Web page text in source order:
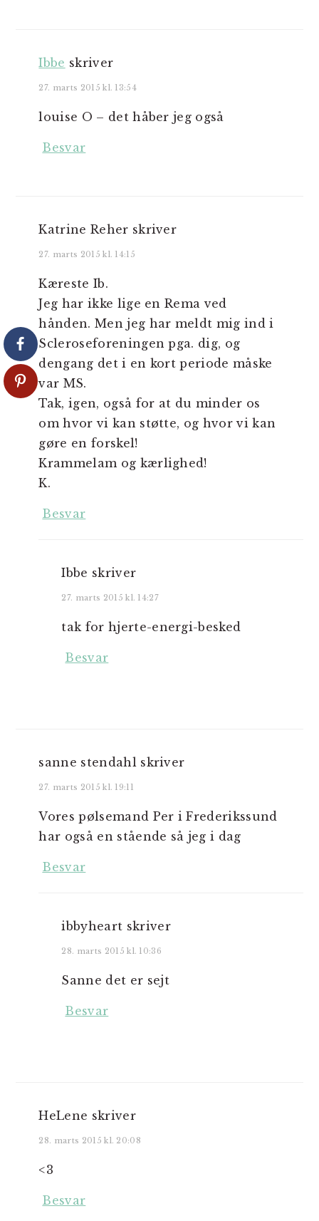
Ibbe skriver
27. marts 2015 kl. 13:54
louise O – det håber jeg også
Besvar
Katrine Reher skriver
27. marts 2015 kl. 14:15
Kæreste Ib.
Jeg har ikke lige en Rema ved
hånden. Men jeg har meldt mig ind i
Scleroseforeningen pga. dig, og
dengang det i en kort periode måske
var MS.
Tak, igen, også for at du minder os
om hvor vi kan støtte, og hvor vi kan
gøre en forskel!
Krammelam og kærlighed!
K.
Besvar
Ibbe skriver
27. marts 2015 kl. 14:27
tak for hjerte-energi-besked
Besvar
sanne stendahl skriver
27. marts 2015 kl. 19:11
Vores pølsemand Per i Frederikssund
har også en stående så jeg i dag
Besvar
ibbyheart skriver
28. marts 2015 kl. 10:36
Sanne det er sejt
Besvar
HeLene skriver
28. marts 2015 kl. 20:08
<3
Besvar